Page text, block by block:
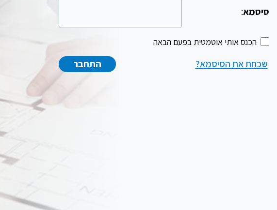
סיסמא:
הכנס אותי אוטמטית בפעם הבאה
שכחת את הסיסמא?